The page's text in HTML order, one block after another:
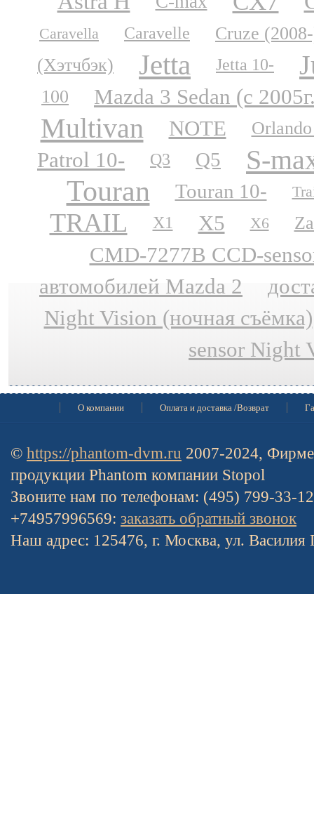
Caravella Caravelle
Cruze
(Хэтчбэк)
Jetta Jetta 10-
100 Mazda 3 Sedan (с
Multivan NOTE
Patrol 10- Q3 Q5 S-
Touran Touran 10-
TRAIL X1 X5 X6
CMD-7277B CCD-
автомобилей Mazda 2
Night Vision (ночная съёмка)
sensor Night
О компании Оплата и доставка /Возврат
© https://phantom-dvm.ru 2007-2024,
продукции Phantom компании Stopol
Звоните нам по телефонам: (495) 799-33-
+74957996569: заказать обратный звонок
Наш адрес: 125476, г. Москва, ул. Василия